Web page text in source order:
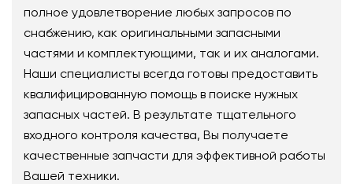
полное удовлетворение любых запросов по
снабжению, как оригинальными запасными
частями и комплектующими, так и их аналогами.
Наши специалисты всегда готовы предоставить
квалифицированную помощь в поиске нужных
запасных частей. В результате тщательного
входного контроля качества, Вы получаете
качественные запчасти для эффективной работы
Вашей техники.